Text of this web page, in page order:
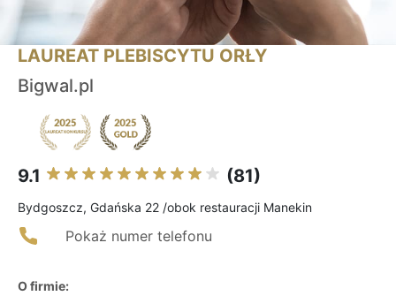
LAUREAT PLEBISCYTU ORŁY
Bigwal.pl
9.1 (81)
Bydgoszcz, Gdańska 22 /obok restauracji Manekin
Pokaż numer telefonu
O firmie: